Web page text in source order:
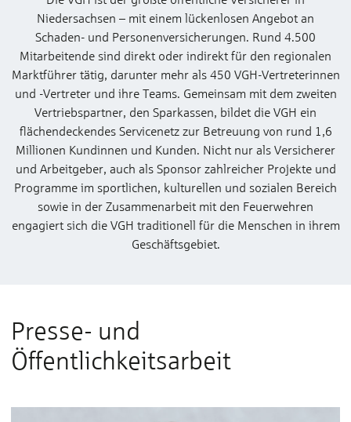
Niedersachsen – mit einem lückenlosen Angebot an
Schaden- und Personenversicherungen. Rund 4.500
Mitarbeitende sind direkt oder indirekt für den regionalen
Marktführer tätig, darunter mehr als 450 VGH-Vertreterinnen
und -Vertreter und ihre Teams. Gemeinsam mit dem zweiten
Vertriebspartner, den Sparkassen, bildet die VGH ein
flächendeckendes Servicenetz zur Betreuung von rund 1,6
Millionen Kundinnen und Kunden. Nicht nur als Versicherer
und Arbeitgeber, auch als Sponsor zahlreicher Projekte und
Programme im sportlichen, kulturellen und sozialen Bereich
sowie in der Zusammenarbeit mit den Feuerwehren
engagiert sich die VGH traditionell für die Menschen in ihrem
Geschäftsgebiet.
Presse- und
Öffentlichkeitsarbeit